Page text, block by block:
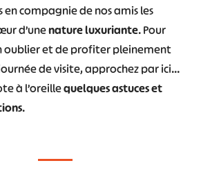
compagnie de nos amis les
d’unenature luxuriante. Pour
oublier et de profiter pleinement
de visite, approchez par ici…
à l’oreillequelques astuces et
.